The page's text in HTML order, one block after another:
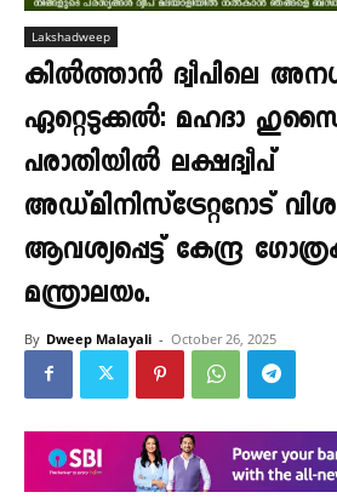
Lakshadweep
കിൽത്താൻ ദ്വീപിലെ
ഏറ്റെടുക്കൽ: മഹദാ
പരാതിയിൽ ലക്ഷദ്വീപ്
അഡ്മിനിസ്‌ട്രേറ്ററോട്
ആവശ്യപ്പെട്ട് കേന്ദ്ര
മന്ത്രാലയം.
By Dweep Malayali - October 26, 2025